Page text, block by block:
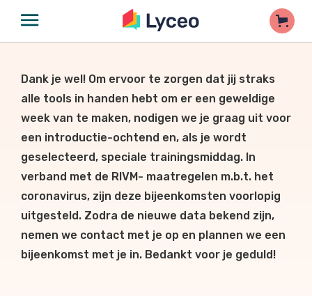
Dank je wel! Om ervoor te zorgen dat jij straks
alle tools in handen hebt om er een geweldige
week van te maken, nodigen we je graag uit voor
een introductie-ochtend en, als je wordt
geselecteerd, speciale trainingsmiddag. In
verband met de RIVM- maatregelen m.b.t. het
coronavirus, zijn deze bijeenkomsten voorlopig
uitgesteld. Zodra de nieuwe data bekend zijn,
nemen we contact met je op en plannen we een
bijeenkomst met je in. Bedankt voor je geduld!